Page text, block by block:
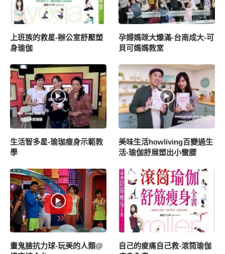
上班族的救星-辦公室舒壓塑
身瑜伽
孕婦媽咪大爆滿-台南成大-可
貝可媽媽教室
生活智多星-瑜珈瘦身示範教
學
美味生活howliving百變過生
活-瑜伽舒展塑出小蠻腰
畫鬼臉抗力球-玩美的人類@
自己的痠痛自己救-滾筒瑜伽